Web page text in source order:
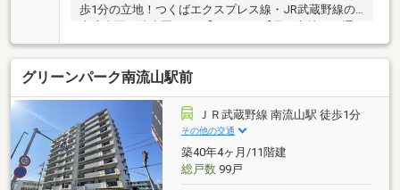
歩1分の立地！つくばエクスプレス線・JR武蔵野線の
る両面バルコニー設計の3LDK。】POINT3.【イトーヨ
ーカドー徒歩1分、ビバホーム徒歩2分など周辺にお買
い物施設が多数あります。】POINT4.【玄関前にプラ
イベート感を高めるポーチ付き。清水建設施工、リフ
ォーム履歴もあり室内丁寧にお使いです。】
◇◆◇◆◇◆◇◆◇◆◇◆◇お問合せは『スーモを
見て』とお伝えいただくとスムーズです！～東急リバ
ブル までお問い合わせください～
グリーンパーク南流山駅前
ＪＲ武蔵野線 南流山駅 徒歩1分
その他の交通
築40年4ヶ月/11階建
総戸数99戸